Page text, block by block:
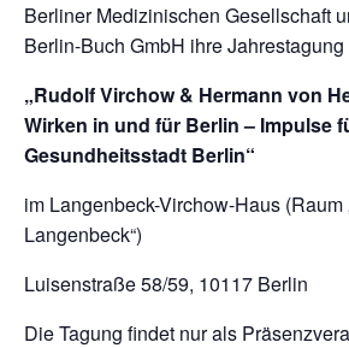
Berliner Medizinischen Gesellschaft
Berlin-Buch GmbH ihre
„Rudolf Virchow & Hermann von
Wirken in und für Berlin – Impulse
Gesundheitsstadt Berlin“
im Langenbeck-Virchow-Haus (Raum
Langenbeck“)
Luisenstraße 58/59, 10117 Berlin
Die Tagung findet nur als